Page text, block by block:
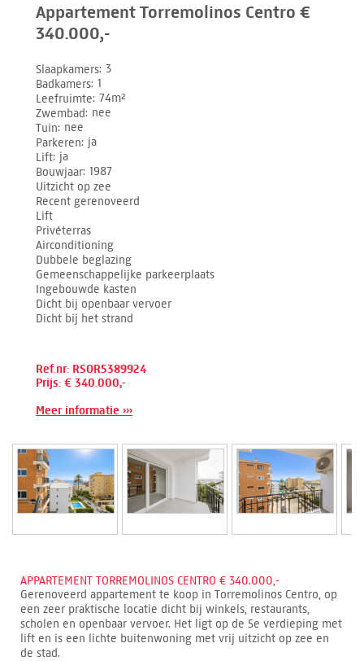
Appartement Torremolinos Centro €
340.000,-
Slaapkamers 3
Badkamers 1
Leefruimte 74m²
Zwembad nee
Tuin nee
Parkeren ja
Lift ja
Bouwjaar 1987
Uitzicht op zee
Recent gerenoveerd
Lift
Privéterras
Airconditioning
Dubbele beglazing
Gemeenschappelijke parkeerplaats
Ingebouwde kasten
Dicht bij openbaar vervoer
Dicht bij het strand
Ref.nr: RSOR5389924
Prijs: € 340.000,-
Meer informatie ›››
APPARTEMENT TORREMOLINOS CENTRO € 340.000,-
Gerenoveerd appartement te koop in Torremolinos Centro, op
een zeer praktische locatie dicht bij winkels, restaurants,
scholen en openbaar vervoer. Het ligt op de 5e verdieping met
lift en is een lichte buitenwoning met vrij uitzicht op zee en
de stad.